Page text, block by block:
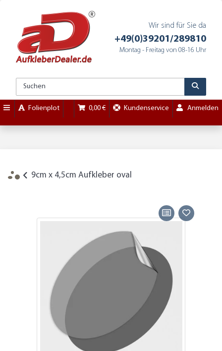
Wir sind für Sie da
+49(0)39201/289810
Montag - Freitag von 08-16 Uhr
Folienplot 0,00 € Kundenservice Anmelden
9cm x 4,5cm Aufkleber oval